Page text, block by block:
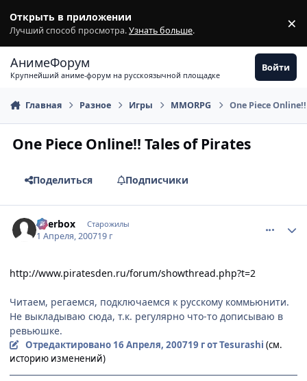
Открыть в приложении
Лучший способ просмотра.Узнать больше. ×
АнимеФорум
Крупнейший аниме-форум на русскоязычной площадке
Войти
Главная Разное Игры MMORPG One Piece
One Piece Online!! Tales of Pirates
Поделиться Подписчики
Beerbox Старожилы
1 Апреля, 200719 г
http://www.piratesden.ru/forum/showthread.php?t=2
Читаем, регаемся, подключаемся к русскому коммьюнити.
Не выкладываю сюда, т.к. регулярно что-то дописываю в
ревьюшке.
Отредактировано 16 Апреля, 200719 гот Tesurashi (см.
историю изменений)